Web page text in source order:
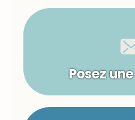
Posez